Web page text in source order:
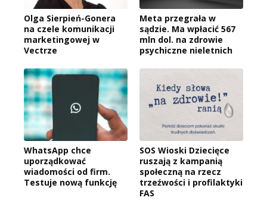
Olga Sierpień-Gonera
na czele komunikacji
marketingowej w
Vectrze
Meta przegrała w
sądzie. Ma wpłacić 567
mln dol. na zdrowie
psychiczne nieletnich
WhatsApp chce
uporządkować
wiadomości od firm.
Testuje nową funkcję
SOS Wioski Dziecięce
ruszają z kampanią
społeczną na rzecz
trzeźwości i profilaktyki
FAS